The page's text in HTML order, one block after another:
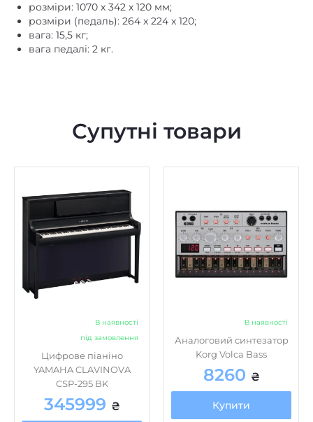
розміри: 1070 х 342 х 120 мм;
розміри (педаль): 264 x 224 x 120;
вага: 15,5 кг;
вага педалі: 2 кг.
Супутні товари
В наявності
під замовлення
Цифрове піаніно
YAMAHA CLAVINOVA
CSP-295 BK
345999 ₴
В наявності
Аналоговий синтезатор
Korg Volca Bass
8260 ₴
Купити